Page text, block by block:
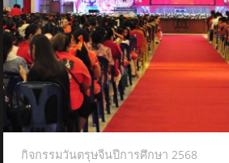
กิจกรรมวันตรุษจีนปีการศึกษา 2568